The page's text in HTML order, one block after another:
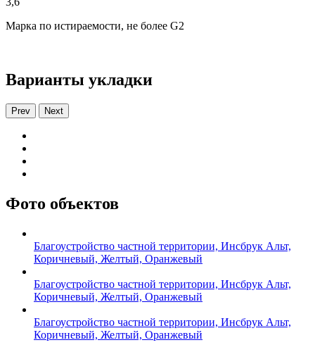
Марка по истираемости, не более G2
Варианты укладки
Prev Next
Фото объектов
Благоустройство частной территории, Инсбрук Альт,
Коричневый, Желтый, Оранжевый
Благоустройство частной территории, Инсбрук Альт,
Коричневый, Желтый, Оранжевый
Благоустройство частной территории, Инсбрук Альт,
Коричневый, Желтый, Оранжевый